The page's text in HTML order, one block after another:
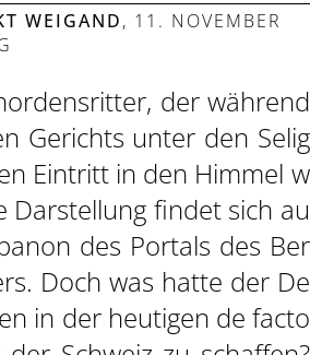
WEIGAND, 11. NOVEMBER
der während
Gerichts unter den Selig
Eintritt in den Himmel w
Darstellung findet sich au
des Portals des Ber
Doch was hatte der De
in der heutigen de facto